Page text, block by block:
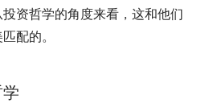
资哲学的角度来看，这和他们
配的。